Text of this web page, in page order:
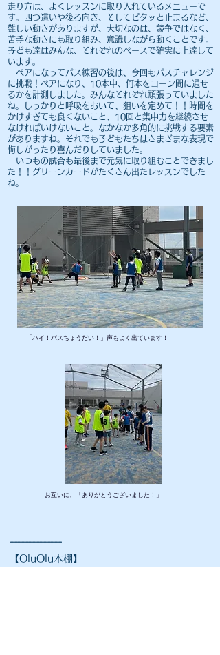
走り方は、よくレッスンに取り入れているメニューで
す。四つ這いや後ろ向き、そしてピタッと止まるなど、
難しい動きがありますが、大切なのは、競争ではなく、
苦手な動きにも取り組み、意識しながら動くことです。
子ども達はみんな、それぞれのペースで確実に上達して
います。
​ ペアになってパス練習の後は、今回もパスチャレンジ
に挑戦！ペアになり、10本中、何本をコーン間に通せ
るかを計測しました。みんなそれぞれ頑張っていました
ね。しっかりと呼吸をおいて、狙いを定めて！！時間を
かけすぎても良くないこと、10回と集中力を継続させ
なければいけないこと。なかなか多角的に挑戦する要素
がありますね。それでも子どもたちはさまざまな表現で
悔しがったり喜んだりしていました。
いつもの試合も最後まで元気に取り組むことできまし
た！！グリーンカードがたくさん出たレッスンでした
ね。
​「ハイ！パスちょうだい！」声もよく出ています！
​お互いに、「ありがとうございました！」
⚽️⚽️⚽️⚽️⚽️⚽️⚽️⚽️⚽️⚽️⚽️⚽️⚽️⚽️⚽️⚽️⚽️⚽️⚽️⚽️⚽️⚽️⚽️⚽️⚽️⚽️⚽️⚽️⚽️⚽️⚽️⚽️⚽️⚽️⚽️⚽️⚽️⚽️
​【OluOlu本棚】